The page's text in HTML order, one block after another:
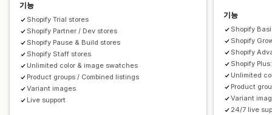
기능
Shopify Trial stores
Shopify Partner / Dev stores
Shopify Pause & Build stores
Shopify Staff stores
Unlimited color & image swatches
Product groups / Combined listings
Variant images
Live support
기능
Shopify
Shopify
Shopify
Shopify
Unlimited
Product
Variant
24/7 live